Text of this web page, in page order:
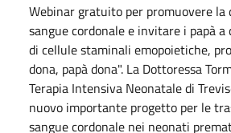
Webinar gratuito per promuovere la
sangue cordonale e invitare i papà
di cellule staminali emopoietiche,
dona, papà dona". La Dottoressa
Terapia Intensiva Neonatale di
nuovo importante progetto per le
sangue cordonale nei neonati